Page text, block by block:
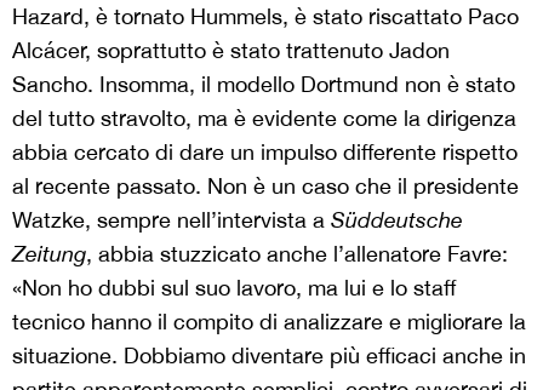
Hazard, è tornato Hummels, è stato riscattato Paco
Alcácer, soprattutto è stato trattenuto Jadon
Sancho. Insomma, il modello Dortmund non è stato
del tutto stravolto, ma è evidente come la dirigenza
abbia cercato di dare un impulso differente rispetto
al recente passato. Non è un caso che il presidente
Watzke, sempre nell’intervista a Süddeutsche
Zeitung, abbia stuzzicato anche l’allenatore Favre:
«Non ho dubbi sul suo lavoro, ma lui e lo staff
tecnico hanno il compito di analizzare e migliorare la
situazione. Dobbiamo diventare più efficaci anche in